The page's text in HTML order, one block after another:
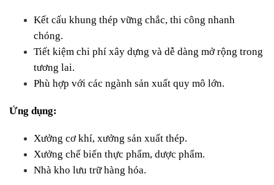
Kết cấu khung thép vững chắc, thi công nhanh
chóng.
Tiết kiệm chi phí xây dựng và dễ dàng mở rộng trong
tương lai.
Phù hợp với các ngành sản xuất quy mô lớn.
Ứng dụng:
Xưởng cơ khí, xưởng sản xuất thép.
Xưởng chế biến thực phẩm, dược phẩm.
Nhà kho lưu trữ hàng hóa.